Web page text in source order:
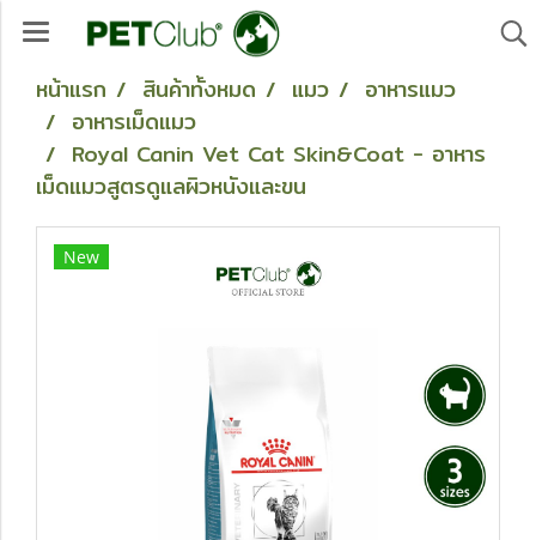
หน้าแรก สินค้าทั้งหมด แมว
อาหารแมว
อาหารเม็ดแมว
Royal Canin Vet Cat Skin&Coat - อาหาร
เม็ดแมวสูตรดูแลผิวหนังและขน
New